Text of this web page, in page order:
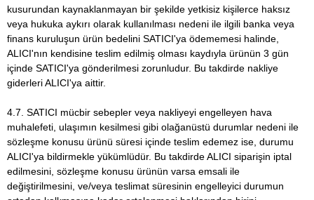
kusurundan kaynaklanmayan bir şekilde yetkisiz kişilerce haksız
veya hukuka aykırı olarak kullanılması nedeni ile ilgili banka veya
finans kuruluşun ürün bedelini SATICI'ya ödememesi halinde,
ALICI'nın kendisine teslim edilmiş olması kaydıyla ürünün 3 gün
içinde SATICI'ya gönderilmesi zorunludur. Bu takdirde nakliye
giderleri ALICI'ya aittir.
4.7. SATICI mücbir sebepler veya nakliyeyi engelleyen hava
muhalefeti, ulaşımın kesilmesi gibi olağanüstü durumlar nedeni ile
sözleşme konusu ürünü süresi içinde teslim edemez ise, durumu
ALICI'ya bildirmekle yükümlüdür. Bu takdirde ALICI siparişin iptal
edilmesini, sözleşme konusu ürünün varsa emsali ile
değiştirilmesini, ve/veya teslimat süresinin engelleyici durumun